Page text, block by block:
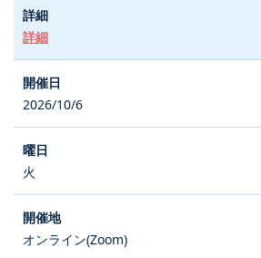
詳細
2026/10/6
火
オンライン(Zoom)